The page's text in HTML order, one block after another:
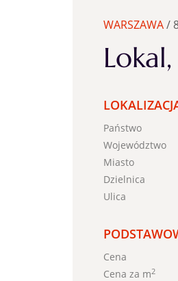
WARSZAWA/
Państwo
Województwo
Miasto
Dzielnica
Ulica
Cena
Cena za m2